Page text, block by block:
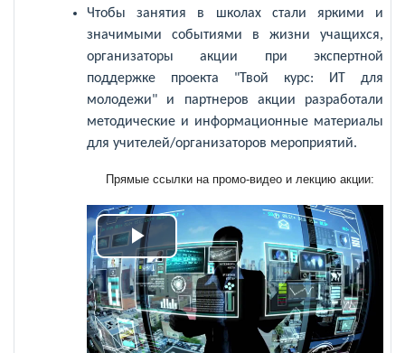
Чтобы занятия в школах стали яркими и
значимыми событиями в жизни учащихся,
организаторы акции при экспертной
поддержке проекта "Твой курс: ИТ для
молодежи" и партнеров акции разработали
методические и информационные материалы
для учителей/организаторов мероприятий.
Прямые ссылки на промо-видео и лекцию акции:
Воспроизвести
видео